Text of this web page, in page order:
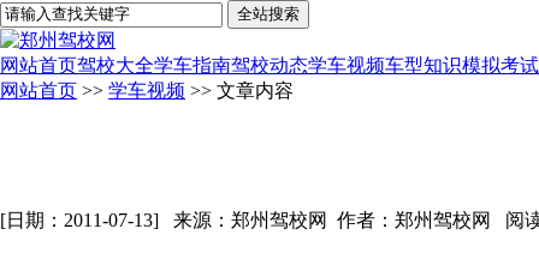
网站首页驾校大全学车指南驾校动态学车视频车型知识模拟考试
网站首页 >> 学车视频 >> 文章内容
[日期：2011-07-13] 来源：郑州驾校网 作者：郑州驾校网 阅